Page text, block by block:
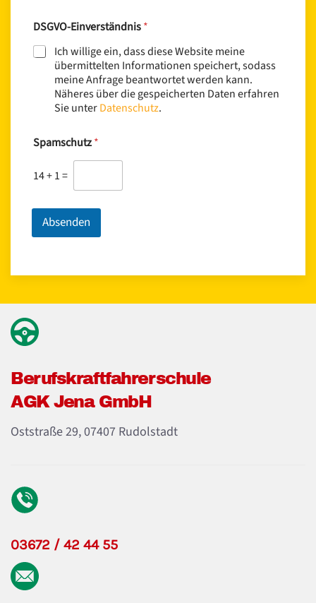
DSGVO-Einverständnis*
Ich willige ein, dass diese Website meine
übermittelten Informationen speichert, sodass
meine Anfrage beantwortet werden kann.
Näheres über die gespeicherten Daten erfahren
Sie unterDatenschutz.
Spamschutz*
14+1=
Absenden
Berufskraft­fahrerschule
AGK Jena GmbH
Oststraße 29, 07407 Rudolstadt
03672 / 42 44 55